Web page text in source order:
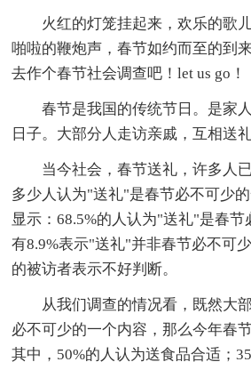
火红的灯笼挂起来，欢乐的歌
啪啦的鞭炮声，春节如约而至的到
去作个春节社会调查吧！let us go！
春节是我国的传统节日。是家
日子。大部分人走访亲戚，互相送
当今社会，春节送礼，许多人
多少人认为"送礼"是春节必不可少
显示：68.5%的人认为"送礼"是春节
有8.9%表示"送礼"并非春节必不可
的被访者表示不好判断。
从我们调查的情况看，既然大
必不可少的一个内容，那么今年春
其中，50%的人认为送食品合适；